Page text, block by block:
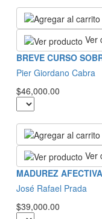
Ver
BREVE CURSO
Pier Giordano Cabra
$46,000.00
Ver
MADUREZ
José Rafael Prada
$39,000.00